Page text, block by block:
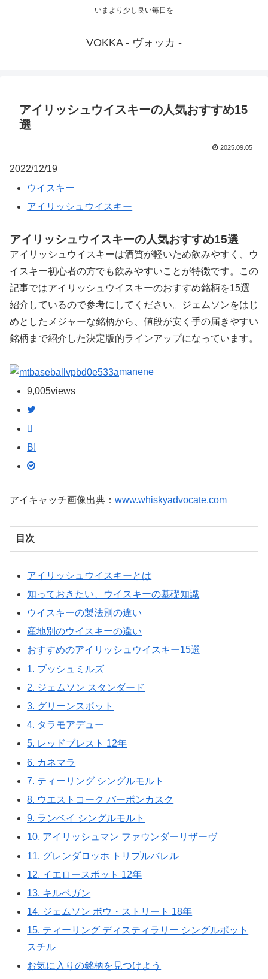
いまより少し良い毎日を
VOKKA - ヴォッカ -
アイリッシュウイスキーの人気おすすめ15
選
2025.09.05
2022/12/19
ウイスキー
アイリッシュウイスキー
アイリッシュウイスキーの人気おすすめ15選
アイリッシュウイスキーは酒質が軽いため飲みやすく、ウ
イスキー初心者の方でも飲みやすいことが特徴です。この
記事ではアイリッシュウイスキーのおすすめ銘柄を15選
紹介しているので参考にしてください。ジェムソンをはじ
めとしたメジャーな銘柄から、値段が安く手の届きやすい
銘柄まで紹介した決定版的ラインアップになっています。
manene
9,005views
B!
アイキャッチ画像出典： www.whiskyadvocate.com
目次
アイリッシュウイスキーとは
知っておきたい、ウイスキーの基礎知識
ウイスキーの製法別の違い
産地別のウイスキーの違い
おすすめのアイリッシュウイスキー15選
1. ブッシュミルズ
2. ジェムソン スタンダード
3. グリーンスポット
4. タラモアデュー
5. レッドブレスト 12年
6. カネマラ
7. ティーリング シングルモルト
8. ウエストコーク バーボンカスク
9. ランベイ シングルモルト
10. アイリッシュマン ファウンダーリザーヴ
11. グレンダロッホ トリプルバレル
12. イエロースポット 12年
13. キルベガン
14. ジェムソン ボウ・ストリート 18年
15. ティーリング ディスティラリー シングルポット
スチル
お気に入りの銘柄を見つけよう